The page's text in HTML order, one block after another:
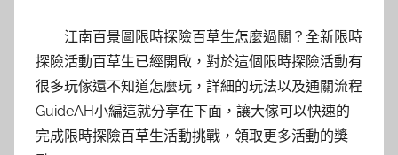
江南百景圖限時探險百草生怎麼過關？全新限時
探險活動百草生已經開啟，對於這個限時探險活動有
很多玩傢還不知道怎麼玩，詳細的玩法以及通關流程
GuideAH小編這就分享在下面，讓大傢可以快速的
完成限時探險百草生活動挑戰，領取更多活動的獎